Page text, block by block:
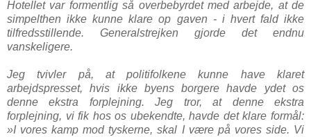
Hotellet var formentlig så overbebyrdet med arbejde, at de
simpelthen ikke kunne klare op gaven - i hvert fald ikke
tilfredsstillende. Generalstrejken gjorde det endnu
vanskeligere.
Jeg tvivler på, at politifolkene kunne have klaret
arbejdspresset, hvis ikke byens borgere havde ydet os
denne ekstra forplejning. Jeg tror, at denne ekstra
forplejning, vi fik hos os ubekendte, havde det klare formål:
»I vores kamp mod tyskerne, skal I være på vores side. Vi